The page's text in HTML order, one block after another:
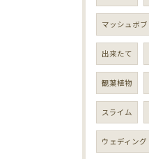
マッシュボブ
出来たて
観葉植物
スライム
ウェディング